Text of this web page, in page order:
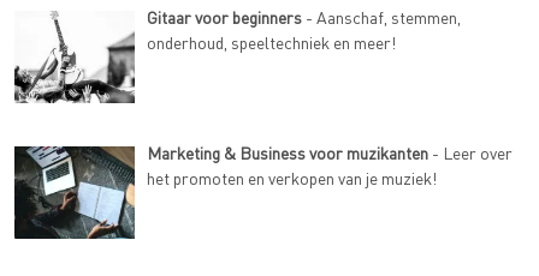
Gitaar voor beginners - Aanschaf, stemmen,
onderhoud, speeltechniek en meer!
Marketing & Business voor muzikanten - Leer over
het promoten en verkopen van je muziek!